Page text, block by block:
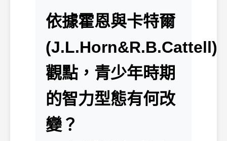
依據霍恩與卡特爾
(J.L.Horn&R.B.Cattell)
觀點，青少年時期
的智力型態有何改
變？